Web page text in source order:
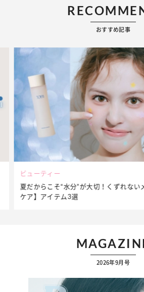
おすすめ記事
ビューティー
夏だからこそ“水分”が大切！くずれない
ケア】アイテム3選
2026年9月号